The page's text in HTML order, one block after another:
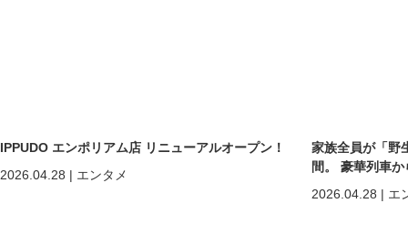
IPPUDO エンポリアム店 リニューアルオープン！
2026.04.28 | エンタメ
家族全員が「野
間。 豪華列車
2026.04.28 | エ